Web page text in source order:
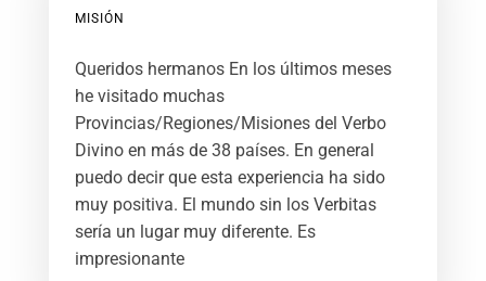
MISIÓN
Queridos hermanos En los últimos meses
he visitado muchas
Provincias/Regiones/Misiones del Verbo
Divino en más de 38 países. En general
puedo decir que esta experiencia ha sido
muy positiva. El mundo sin los Verbitas
sería un lugar muy diferente. Es
impresionante